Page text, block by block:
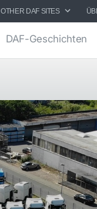
OTHER DAF SITES
DAF-Geschichten